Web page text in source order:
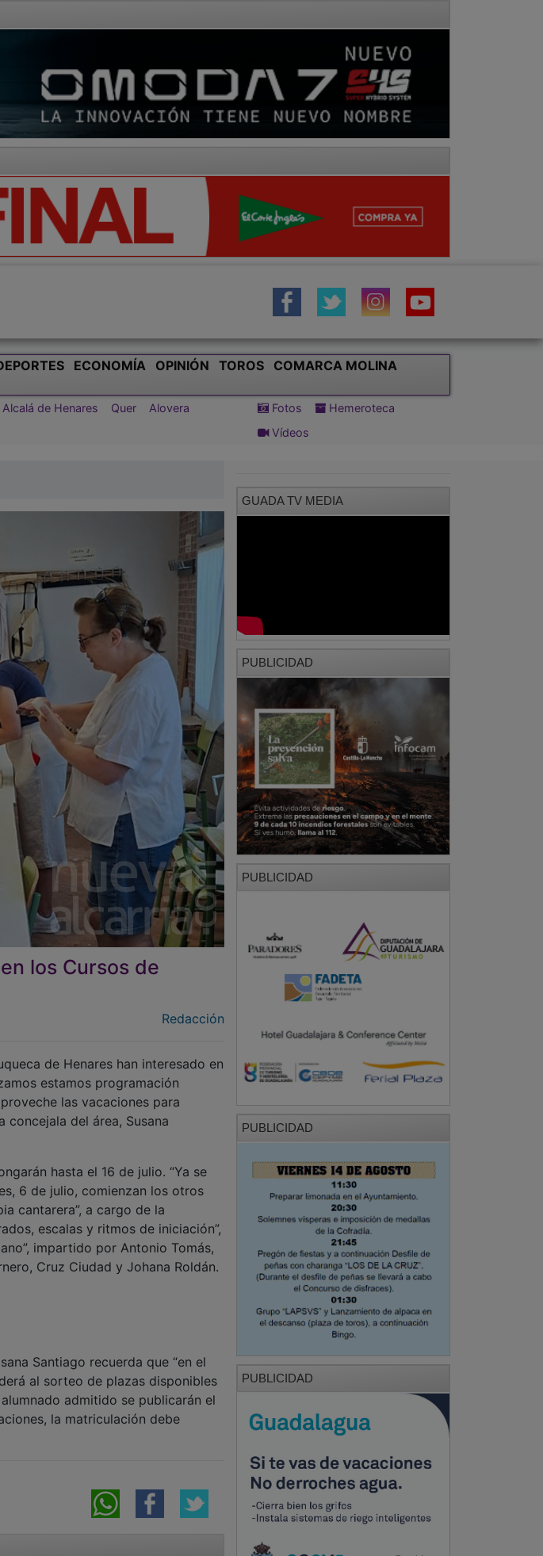
ECONOMÍA OPINIÓN TOROS
COMARCA MOLINA
Alcalá de Henares Quer
Alovera
Fotos
Hemeroteca
Vídeos
los Cursos de
Redacción
de Henares han interesado en
estamos programación
las vacaciones para
concejala del área, Susana
hasta el 16 de julio. “Ya se
6 de julio, comienzan los otros
cantarera”, a cargo de la
escalas y ritmos de iniciación”,
impartido por Antonio Tomás,
Cruz Ciudad y Johana Roldán.
Santiago recuerda que “en el
al sorteo de plazas disponibles
admitido se publicarán el
la matriculación debe
GUADA TV MEDIA
PUBLICIDAD
PUBLICIDAD
PUBLICIDAD
PUBLICIDAD